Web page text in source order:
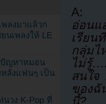
A:
อ่อนแ
เรียน
กลุ่ม
ไม่รู้
สนใจ
ของฉั
พลงมาแล้วก
นเพลงให้ LE
ปัญหาหมอน
ลังแฟนๆ เป็น
วง K-Pop ที่